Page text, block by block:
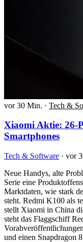
vor 30 Min. · Tech &
Xiaomi Aktie: 26-
Smartphones
Tech & Software · vor
Neue Handys, alte
Serie eine
Marktdaten, wie stark
steht. Redmi K100 als
stellt Xiaomi in China
steht das Flaggschiff
und einen Snapdragon